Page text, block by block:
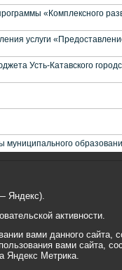
«Комплексного
услуги
Усть-Катавского
Яндекс).
активности.
вами данного сайта,
вами сайта,
Яндекс Метрика.